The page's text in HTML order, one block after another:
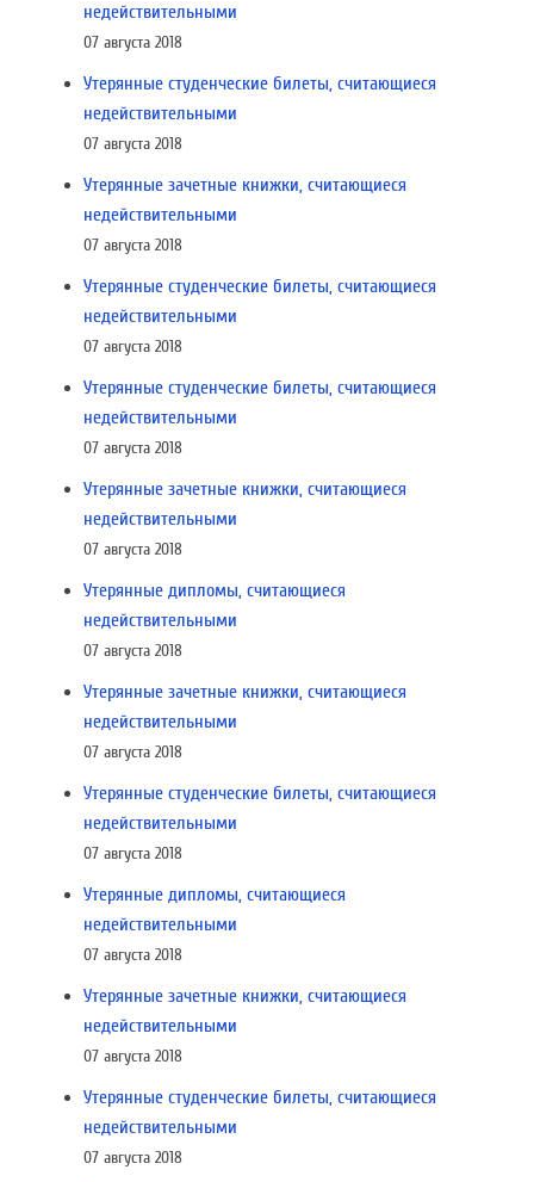
недействительными
07 августа 2018
Утерянные студенческие билеты, считающиеся
недействительными
07 августа 2018
Утерянные зачетные книжки, считающиеся
недействительными
07 августа 2018
Утерянные студенческие билеты, считающиеся
недействительными
07 августа 2018
Утерянные студенческие билеты, считающиеся
недействительными
07 августа 2018
Утерянные зачетные книжки, считающиеся
недействительными
07 августа 2018
Утерянные дипломы, считающиеся
недействительными
07 августа 2018
Утерянные зачетные книжки, считающиеся
недействительными
07 августа 2018
Утерянные студенческие билеты, считающиеся
недействительными
07 августа 2018
Утерянные дипломы, считающиеся
недействительными
07 августа 2018
Утерянные зачетные книжки, считающиеся
недействительными
07 августа 2018
Утерянные студенческие билеты, считающиеся
недействительными
07 августа 2018